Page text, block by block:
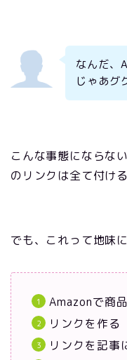
なんだ、
じゃあグ
こんな事態にならな
のリンクは全て付け
でも、これって地味
Amazonで商
リンクを作る
リンクを記事